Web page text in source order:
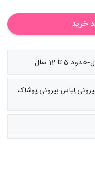
تا 12 سال
بیرونی,پوشاک